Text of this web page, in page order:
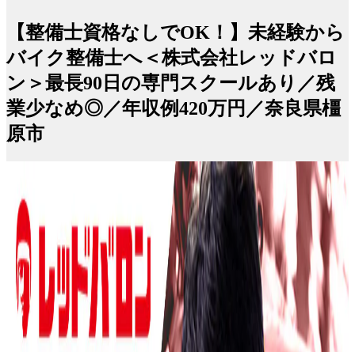
【整備士資格なしでOK！】未経験から
バイク整備士へ＜株式会社レッドバロ
ン＞最長90日の専門スクールあり／残
業少なめ◎／年収例420万円／奈良県橿
原市